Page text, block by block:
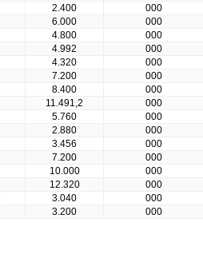
2.400
000
6.000
000
4.800
000
4.992
000
4.320
000
7.200
000
8.400
000
11.491,2
000
5.760
000
2.880
000
3.456
000
7.200
000
10.000
000
12.320
000
3.040
000
3.200 000